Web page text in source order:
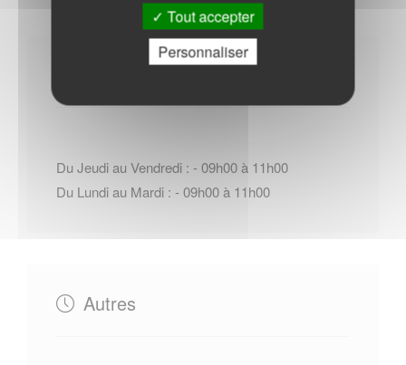
Horaires Mairie
Du Jeudi au Vendredi : - 09h00 à 11h00
Du Lundi au Mardi : - 09h00 à 11h00
Autres
Tout accepter
Personnaliser